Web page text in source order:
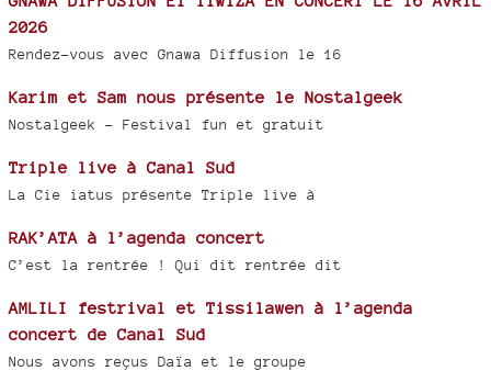
2026
Rendez-vous avec Gnawa Diffusion le 16
Karim et Sam nous présente le Nostalgeek
Nostalgeek - Festival fun et gratuit
Triple live à Canal Sud
La Cie iatus présente Triple live à
RAK’ATA à l’agenda concert
C’est la rentrée ! Qui dit rentrée dit
AMLILI festrival et Tissilawen à l’agenda
concert de Canal Sud
Nous avons reçus Daïa et le groupe